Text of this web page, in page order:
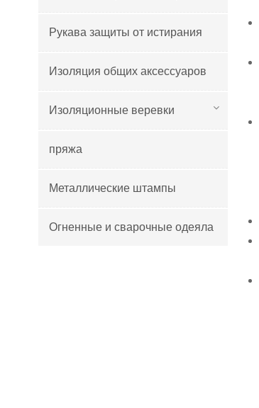
Рукава защиты от истирания
Изоляция общих аксессуаров
Изоляционные веревки
пряжа
Металлические штампы
Огненные и сварочные одеяла